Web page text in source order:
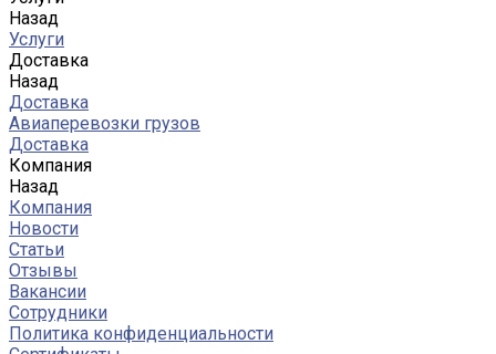
Назад
Услуги
Доставка
Назад
Доставка
Авиаперевозки грузов
Доставка
Компания
Назад
Компания
Новости
Статьи
Отзывы
Вакансии
Сотрудники
Политика конфиденциальности